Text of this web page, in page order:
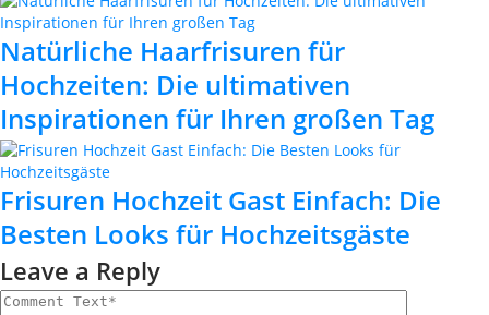
Natürliche Haarfrisuren für
Hochzeiten: Die ultimativen
Inspirationen für Ihren großen Tag
Frisuren Hochzeit Gast Einfach: Die
Besten Looks für Hochzeitsgäste
Leave a Reply